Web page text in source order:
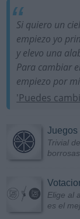
Si quiero un
empiezo yo
y elevo una
Para cambiar
empiezo por
'Puedes
Juegos
Trivial
Elige al
es el